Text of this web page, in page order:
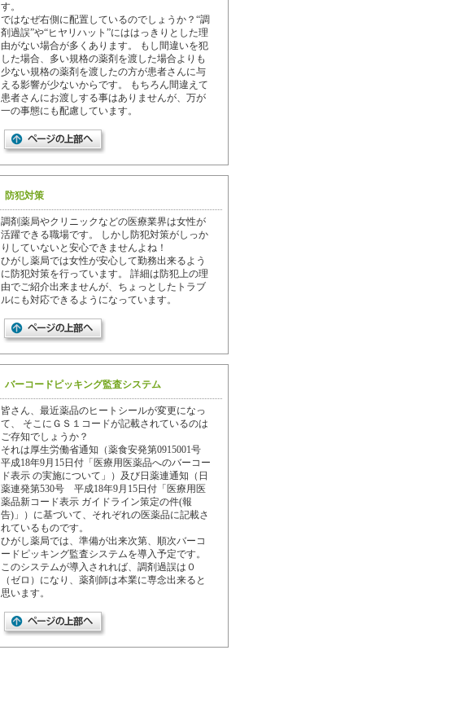
す。
ではなぜ右側に配置しているのでしょうか？“調
剤過誤”や“ヒヤリハット”にははっきりとした理
由がない場合が多くあります。 もし間違いを犯
した場合、多い規格の薬剤を渡した場合よりも
少ない規格の薬剤を渡したの方が患者さんに与
える影響が少ないからです。 もちろん間違えて
患者さんにお渡しする事はありませんが、万が
一の事態にも配慮しています。
防犯対策
調剤薬局やクリニックなどの医療業界は女性が
活躍できる職場です。 しかし防犯対策がしっか
りしていないと安心できませんよね！
ひがし薬局では女性が安心して勤務出来るよう
に防犯対策を行っています。 詳細は防犯上の理
由でご紹介出来ませんが、ちょっとしたトラブ
ルにも対応できるようになっています。
バーコードピッキング監査システム
皆さん、最近薬品のヒートシールが変更になっ
て、 そこにＧＳ１コードが記載されているのは
ご存知でしょうか？
それは厚生労働省通知（薬食安発第0915001号
平成18年9月15日付「医療用医薬品へのバーコー
ド表示 の実施について」）及び日薬連通知（日
薬連発第530号 平成18年9月15日付「医療用医
薬品新コード表示 ガイドライン策定の件(報
告)」）に基づいて、それぞれの医薬品に記載さ
れているものです。
ひがし薬局では、準備が出来次第、順次バーコ
ードピッキング監査システムを導入予定です。
このシステムが導入されれば、調剤過誤は０
（ゼロ）になり、薬剤師は本業に専念出来ると
思います。